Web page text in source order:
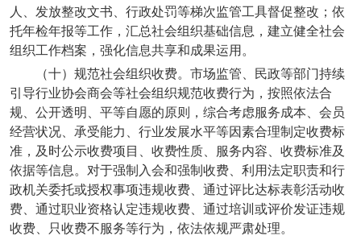
人、发放整改文书、行政处罚等梯次监管工具督促整改；依
托年检年报等工作，汇总社会组织基础信息，建立健全社会
组织工作档案，强化信息共享和成果运用。
（十）规范社会组织收费。市场监管、民政等部门持续
引导行业协会商会等社会组织规范收费行为，按照依法合
规、公开透明、平等自愿的原则，综合考虑服务成本、会员
经营状况、承受能力、行业发展水平等因素合理制定收费标
准，及时公示收费项目、收费性质、服务内容、收费标准及
依据等信息。对于强制入会和强制收费、利用法定职责和行
政机关委托或授权事项违规收费、通过评比达标表彰活动收
费、通过职业资格认定违规收费、通过培训或评价发证违规
收费、只收费不服务等行为，依法依规严肃处理。